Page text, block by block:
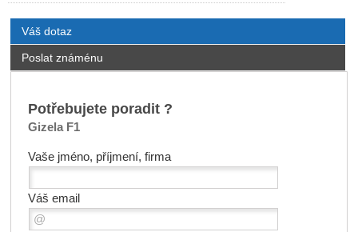
Váš dotaz
Poslat známénu
Potřebujete poradit ?
Gizela F1
Vaše jméno, příjmení, firma
Váš email